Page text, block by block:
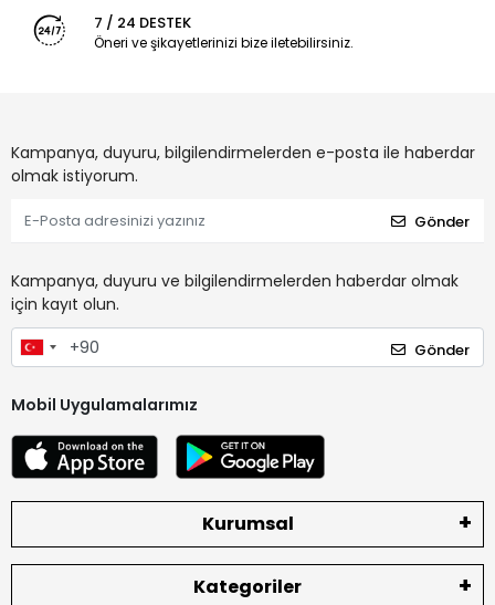
7 / 24 DESTEK
Öneri ve şikayetlerinizi bize iletebilirsiniz.
Kampanya, duyuru, bilgilendirmelerden e-posta ile haberdar
olmak istiyorum.
Gönder
Kampanya, duyuru ve bilgilendirmelerden haberdar olmak
için kayıt olun.
Gönder
Mobil Uygulamalarımız
Kurumsal
Kategoriler